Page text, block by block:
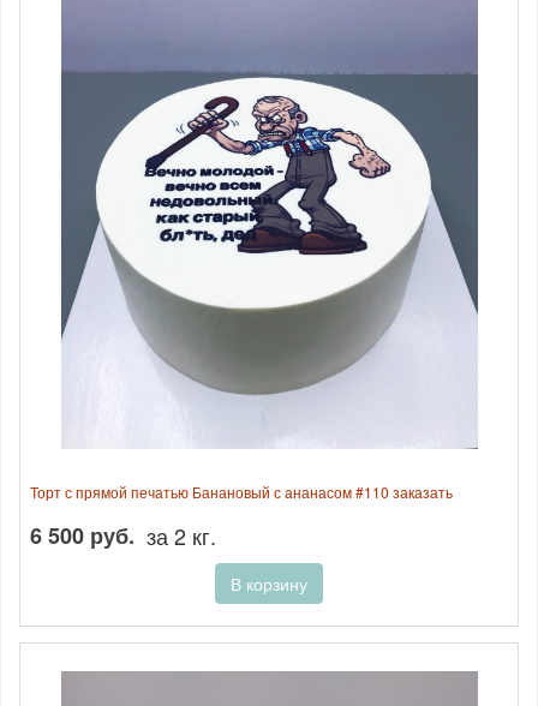
Торт с прямой печатью Банановый с ананасом #110 заказать
6 500 руб. за 2 кг.
В корзину